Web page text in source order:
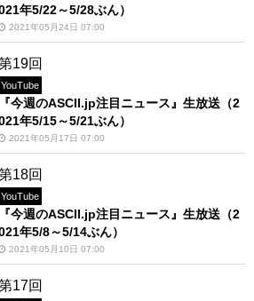
年5/22～5/28ぶん）
2021年05月24日 07:00
19回
YouTube
『今週のASCII.jp注目ニュース』生放送（2
年5/15～5/21ぶん）
2021年05月17日 07:00
18回
YouTube
『今週のASCII.jp注目ニュース』生放送（2
年5/8～5/14ぶん）
2021年05月10日 07:00
17回